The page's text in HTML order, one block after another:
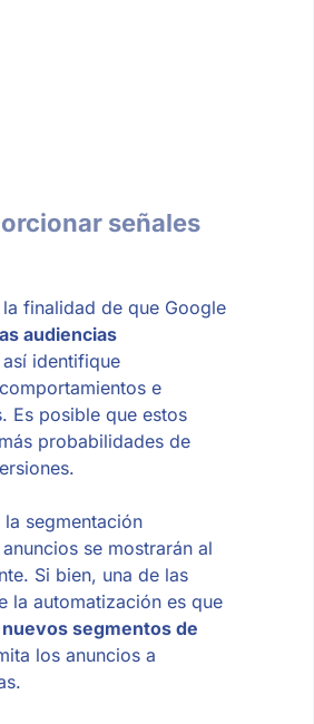
señales
finalidad de que Google
audiencias
identifique
e
Es posible que estos
probabilidades de
segmentación
se mostrarán al
Si bien, una de las
la automatización es que
segmentos de
los anuncios a